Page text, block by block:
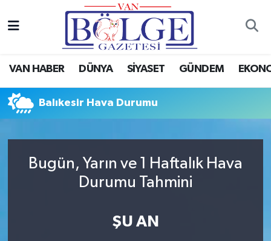
VAN HABER DÜNYA SİYASET GÜNDEM
Balıkesir Hava Durumu
Bugün, Yarın ve 1 Haftalık Hava
Durumu Tahmini
ŞU AN
Van Haber
Gündem
Spor
Ekonomi
Hava Durumu
Puan Durumu ve Fikstür
Tüm Manşetler
Son Dakika Haberleri